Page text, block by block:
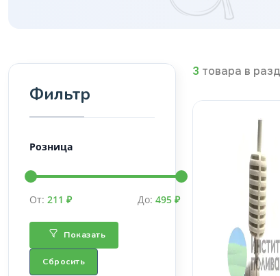
Фильтр
Розница
От:211 ₽ До:495 ₽
Показать
Сбросить
3 товара в